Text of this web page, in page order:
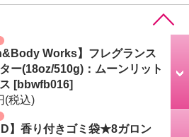
Works】フレグランス
ー(18oz/510g)：ムーンリット
[bbwfb016]
(税込)
】香り付きゴミ袋★8ガロン